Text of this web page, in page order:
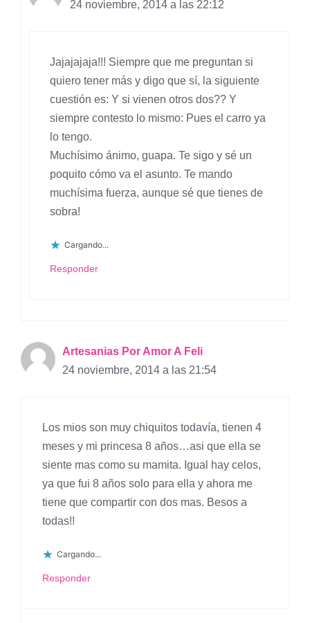
24 noviembre, 2014 a las 22:12
Jajajajaja!!! Siempre que me preguntan si
quiero tener más y digo que sí, la siguiente
cuestión es: Y si vienen otros dos?? Y
siempre contesto lo mismo: Pues el carro ya
lo tengo.
Muchísimo ánimo, guapa. Te sigo y sé un
poquito cómo va el asunto. Te mando
muchísima fuerza, aunque sé que tienes de
sobra!
Cargando...
Responder
Artesanias Por Amor A Feli
24 noviembre, 2014 a las 21:54
Los mios son muy chiquitos todavía, tienen 4
meses y mi princesa 8 años…asi que ella se
siente mas como su mamita. Igual hay celos,
ya que fui 8 años solo para ella y ahora me
tiene que compartir con dos mas. Besos a
todas!!
Cargando...
Responder